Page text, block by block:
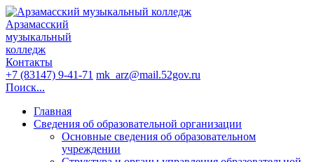
Арзамасский
музыкальный
колледж
Контакты
+7 (83147) 9-41-71 mk_arz@mail.52gov.ru
Поиск...
Главная
Сведения об образовательной организации
Основные сведения об образовательном
учреждении